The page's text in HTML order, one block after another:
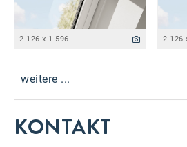
2 126 x 1 596 2 126
weitere ...
KONTAKT